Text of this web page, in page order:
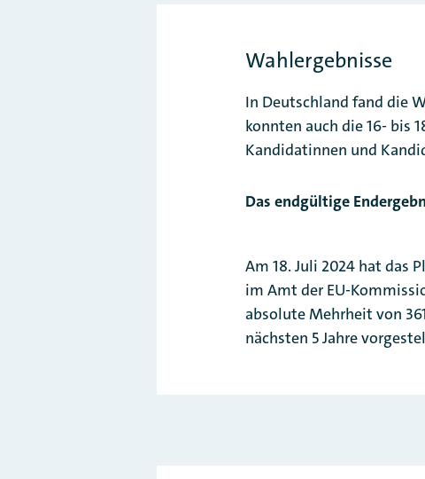
Wahlergebnisse
In Deutschland fand die
konnten auch die 16- bis
Kandidatinnen und
Das endgültige
Am 18. Juli 2024 hat das
im Amt der EU-
absolute Mehrheit von
nächsten 5 Jahre